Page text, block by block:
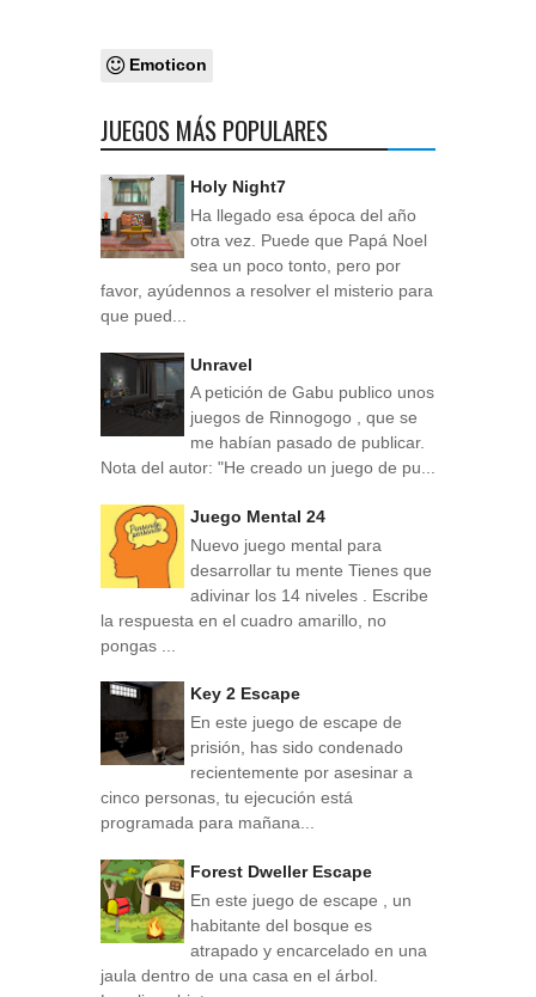
Emoticon
JUEGOS MÁS POPULARES
Holy Night7
Ha llegado esa época del año
otra vez. Puede que Papá Noel
sea un poco tonto, pero por
favor, ayúdennos a resolver el misterio para
que pued...
Unravel
A petición de Gabu publico unos
juegos de Rinnogogo , que se
me habían pasado de publicar.
Nota del autor: "He creado un juego de pu...
Juego Mental 24
Nuevo juego mental para
desarrollar tu mente Tienes que
adivinar los 14 niveles . Escribe
la respuesta en el cuadro amarillo, no
pongas ...
Key 2 Escape
En este juego de escape de
prisión, has sido condenado
recientemente por asesinar a
cinco personas, tu ejecución está
programada para mañana...
Forest Dweller Escape
En este juego de escape , un
habitante del bosque es
atrapado y encarcelado en una
jaula dentro de una casa en el árbol.